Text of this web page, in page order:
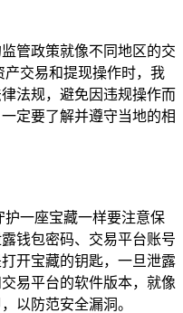
管政策就像不同地区的交
交易和提现操作时，我
法规，避免因违规操作而
定要了解并遵守当地的相
一座宝藏一样要注意保
钱包密码、交易平台账号
开宝藏的钥匙，一旦泄露
易平台的软件版本，就像
以防范安全漏洞。